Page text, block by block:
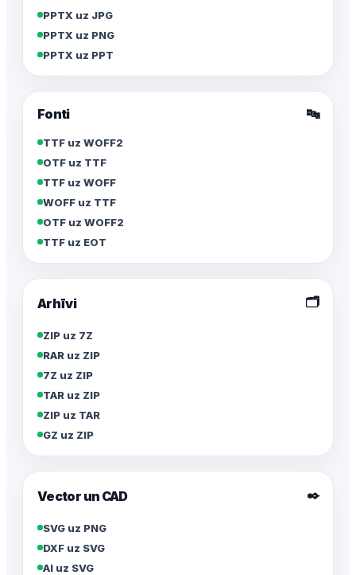
PPTX uz JPG
PPTX uz PNG
PPTX uz PPT
Fonti 🔤
TTF uz WOFF2
OTF uz TTF
TTF uz WOFF
WOFF uz TTF
OTF uz WOFF2
TTF uz EOT
Arhīvi 🗂️
ZIP uz 7Z
RAR uz ZIP
7Z uz ZIP
TAR uz ZIP
ZIP uz TAR
GZ uz ZIP
Vector un CAD ✒️
SVG uz PNG
DXF uz SVG
AI uz SVG